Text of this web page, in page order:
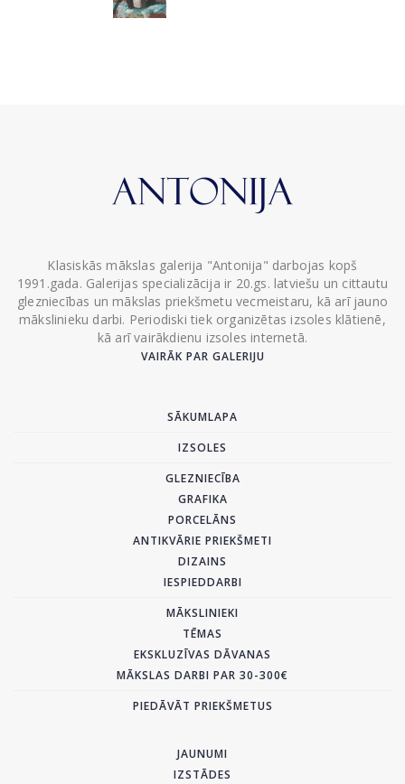
Klasiskās mākslas galerija "Antonija" darbojas kopš
1991.gada. Galerijas specializācija ir 20.gs. latviešu un cittautu
glezniecības un mākslas priekšmetu vecmeistaru, kā arī jauno
mākslinieku darbi. Periodiski tiek organizētas izsoles klātienē,
kā arī vairākdienu izsoles internetā.
VAIRĀK PAR GALERIJU
SĀKUMLAPA
IZSOLES
GLEZNIECĪBA
GRAFIKA
PORCELĀNS
ANTIKVĀRIE PRIEKŠMETI
DIZAINS
IESPIEDDARBI
MĀKSLINIEKI
TĒMAS
EKSKLUZĪVAS DĀVANAS
MĀKSLAS DARBI PAR 30-300€
PIEDĀVĀT PRIEKŠMETUS
JAUNUMI
IZSTĀDES